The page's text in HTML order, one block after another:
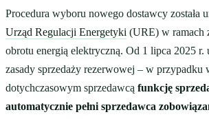
Procedura wyboru nowego dostawcy została
Urząd Regulacji Energetyki (URE) w ramach
obrotu energią elektryczną. Od 1 lipca 2025 r.
zasady sprzedaży rezerwowej – w przypadku
dotychczasowym sprzedawcą funkcję
automatycznie pełni sprzedawca